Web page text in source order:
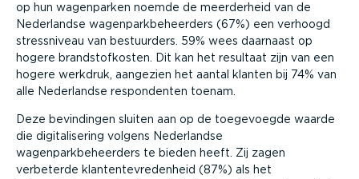
op hun wagenparken noemde de meerderheid van de
Nederlandse wagenparkbeheerders (67%) een verhoogd
stressniveau van bestuurders. 59% wees daarnaast op
hogere brandstofkosten. Dit kan het resultaat zijn van een
hogere werkdruk, aangezien het aantal klanten bij 74% van
alle Nederlandse respondenten toenam.
Deze bevindingen sluiten aan op de toegevoegde waarde
die digitalisering volgens Nederlandse
wagenparkbeheerders te bieden heeft. Zij zagen
verbeterde klantentevredenheid (87%) als het